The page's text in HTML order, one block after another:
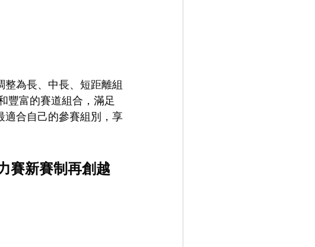
為長、中長、短距離組
豐富的賽道組合，滿足
適合自己的參賽組別，享
賽新賽制再創越